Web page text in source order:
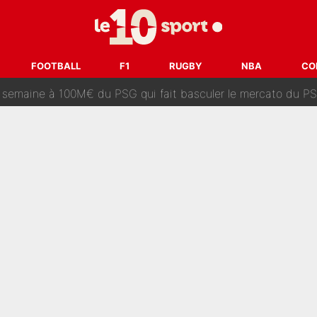
FOOTBALL F1 RUGBY NBA
la nomination de Zinedine Zidane, c'est au tour de son
et bientôt Fernando Alonso ? Le classement des pilotes les mieux
Barcola trop cher pour Liverpool
la fake news : Le feuilleton continue !